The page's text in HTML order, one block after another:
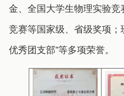
金、全国大学生物理实验竞
竞赛等国家级、省级奖项；
优秀团支部”等多项荣誉。